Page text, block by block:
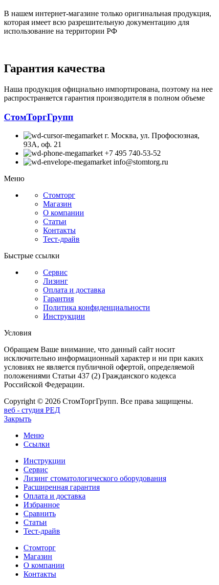
В нашем интернет-магазине только оригинальная продукция,
которая имеет всю разрешительную документацию для
использование на территории РФ
Гарантия качества
Наша продукция официально импортирована, поэтому на нее
распространяется гарантия производителя в полном объеме
СтомТоргГрупп
г. Москва, ул. Профосюзная,
93А, оф. 21
+7 495 740-53-52
info@stomtorg.ru
Меню
Стомторг
Магазин
О компании
Статьи
Контакты
Тест-драйв
Быстрые ссылки
Сервис
Лизинг
Оплата и доставка
Гарантия
Политика конфиденциальности
Инструкции
Условия
Обращаем Ваше внимание, что данный сайт носит
исключительно информационный характер и ни при каких
условиях не является публичной офертой, определяемой
положениями Статьи 437 (2) Гражданского кодекса
Российской Федерации.
Copyright © 2026 СтомТоргГрупп. Все права защищены.
веб - студия РЕД
Закрыть
Меню
Ссылки
Инструкции
Сервис
Лизинг стоматологического оборудования
Расширенная гарантия
Оплата и доставка
Избранное
Сравнить
Статьи
Тест-драйв
Стомторг
Магазин
О компании
Контакты